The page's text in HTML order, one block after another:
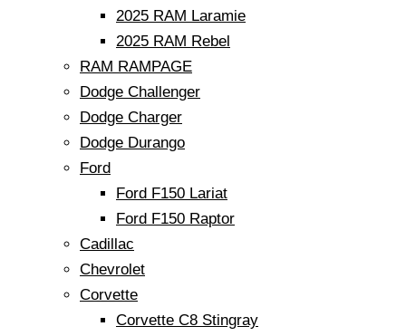
2025 RAM Laramie
2025 RAM Rebel
RAM RAMPAGE
Dodge Challenger
Dodge Charger
Dodge Durango
Ford
Ford F150 Lariat
Ford F150 Raptor
Cadillac
Chevrolet
Corvette
Corvette C8 Stingray